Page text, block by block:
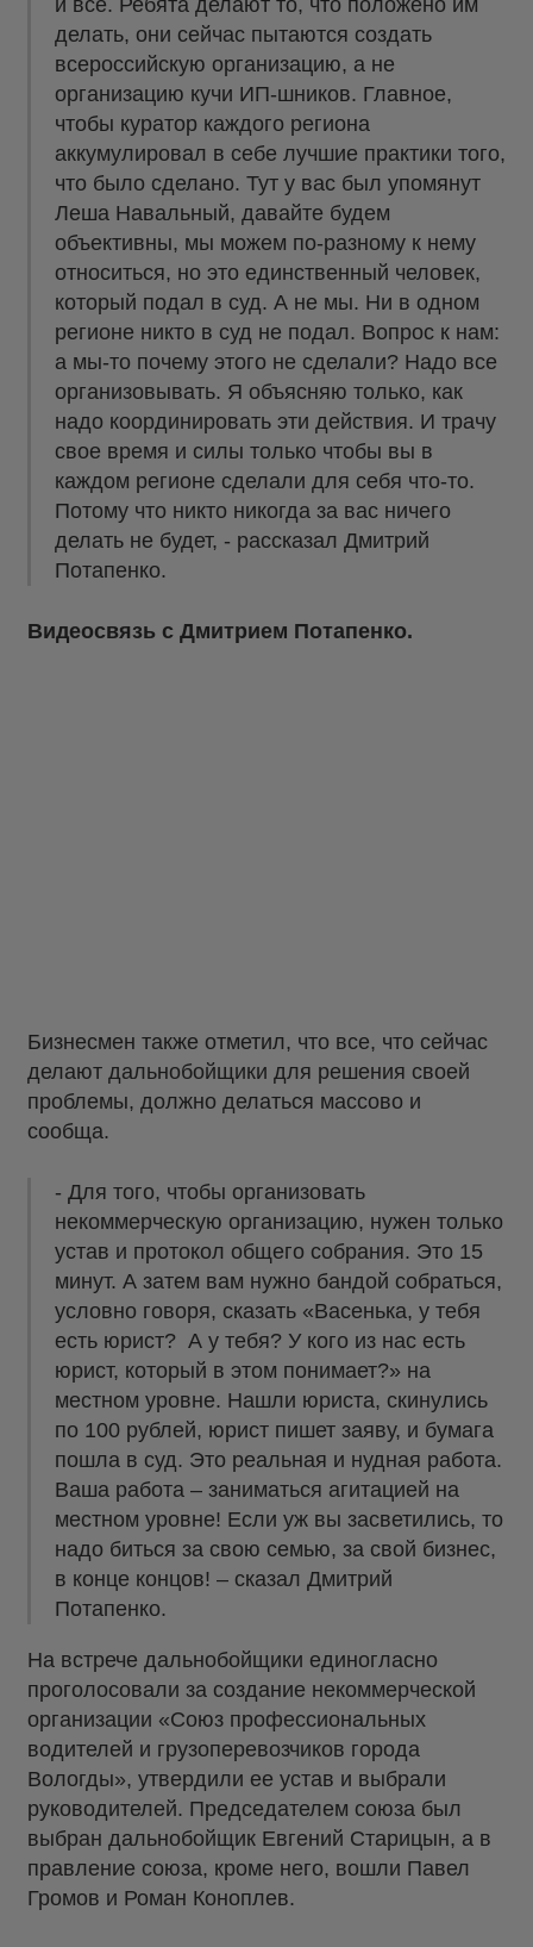
делать, они сейчас пытаются создать
всероссийскую организацию, а не
организацию кучи ИП-шников. Главное,
чтобы куратор каждого региона
аккумулировал в себе лучшие практики того,
что было сделано. Тут у вас был упомянут
Леша Навальный, давайте будем
объективны, мы можем по-разному к нему
относиться, но это единственный человек,
который подал в суд. А не мы. Ни в одном
регионе никто в суд не подал. Вопрос к нам:
а мы-то почему этого не сделали? Надо все
организовывать. Я объясняю только, как
надо координировать эти действия. И трачу
свое время и силы только чтобы вы в
каждом регионе сделали для себя что-то.
Потому что никто никогда за вас ничего
делать не будет, - рассказал Дмитрий
Потапенко.
Видеосвязь с Дмитрием Потапенко.
Бизнесмен также отметил, что все, что сейчас
делают дальнобойщики для решения своей
проблемы, должно делаться массово и
сообща.
- Для того, чтобы организовать
некоммерческую организацию, нужен только
устав и протокол общего собрания. Это 15
минут. А затем вам нужно бандой собраться,
условно говоря, сказать «Васенька, у тебя
есть юрист? А у тебя? У кого из нас есть
юрист, который в этом понимает?» на
местном уровне. Нашли юриста, скинулись
по 100 рублей, юрист пишет заяву, и бумага
пошла в суд. Это реальная и нудная работа.
Ваша работа – заниматься агитацией на
местном уровне! Если уж вы засветились, то
надо биться за свою семью, за свой бизнес,
в конце концов! – сказал Дмитрий
Потапенко.
На встрече дальнобойщики единогласно
проголосовали за создание некоммерческой
организации «Союз профессиональных
водителей и грузоперевозчиков города
Вологды», утвердили ее устав и выбрали
руководителей. Председателем союза был
выбран дальнобойщик Евгений Старицын, а в
правление союза, кроме него, вошли Павел
Громов и Роман Коноплев.